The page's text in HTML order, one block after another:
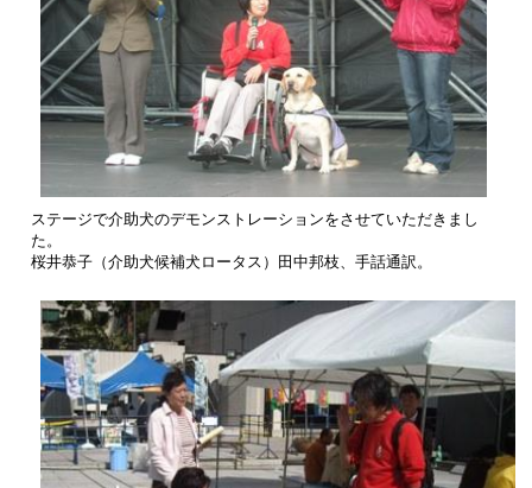
ステージで介助犬のデモンストレーションをさせていただきまし
た。
桜井恭子（介助犬候補犬ロータス）田中邦枝、手話通訳。